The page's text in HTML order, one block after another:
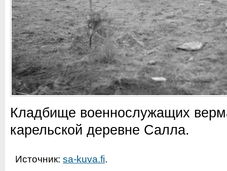
Кладбище военнослужащих
карельской деревне Салла.
Источник: sa-kuva.fi.